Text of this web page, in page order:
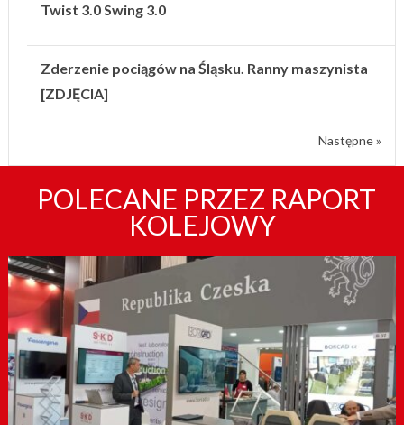
Twist 3.0 Swing 3.0
Zderzenie pociągów na Śląsku. Ranny maszynista
[ZDJĘCIA]
Następne »
POLECANE PRZEZ RAPORT
KOLEJOWY